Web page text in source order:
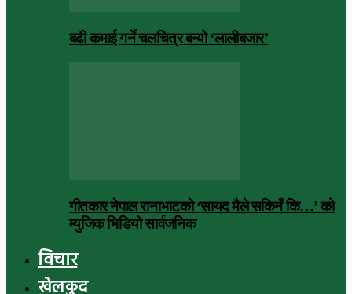
बढी कमाई गर्ने चलचित्र बन्यो ‘लालीबजार’
गीतकार नेपाल रानाभाटको ‘सायद मैले सकिनँ कि…’ को
म्युजिक भिडियो सार्वजनिक
विचार
खेलकुद